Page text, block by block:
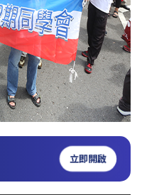
立即開啟